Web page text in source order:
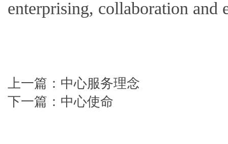
enterprising, collaboration and
上一篇： 中心服务理念
下一篇： 中心使命